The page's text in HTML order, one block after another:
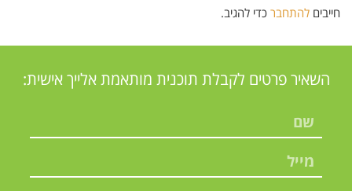
חייבים להתחבר כדי להגיב.
השאיר פרטים לקבלת תוכנית מותאמת אלייך אישית: